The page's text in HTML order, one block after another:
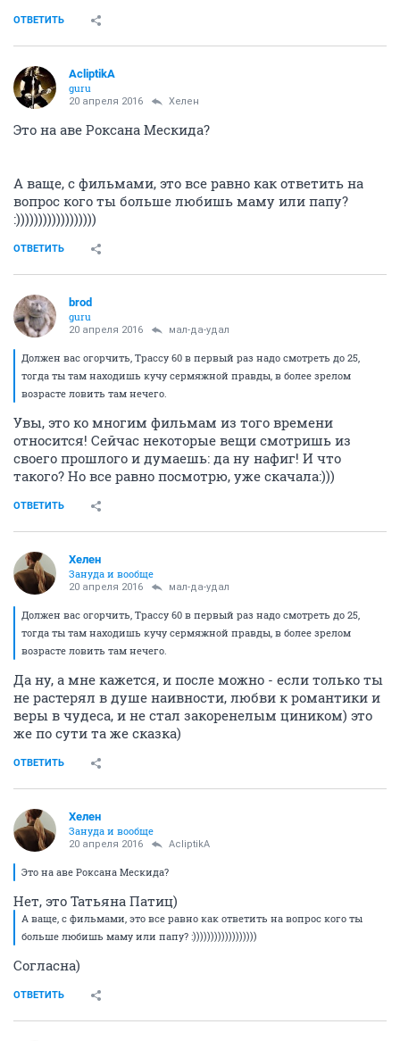
ОТВЕТИТЬ
AcliptikA
guru
20 апреля 2016 Хелен
Это на аве Роксана Мескида?
А ваще, с фильмами, это все равно как ответить на
вопрос кого ты больше любишь маму или папу?
:))))))))))))))))))
ОТВЕТИТЬ
brod
guru
20 апреля 2016 мал-да-удал
Должен вас огорчить, Трассу 60 в первый раз надо смотреть до 25,
тогда ты там находишь кучу сермяжной правды, в более зрелом
возрасте ловить там нечего.
Увы, это ко многим фильмам из того времени
относится! Сейчас некоторые вещи смотришь из
своего прошлого и думаешь: да ну нафиг! И что
такого? Но все равно посмотрю, уже скачала:)))
ОТВЕТИТЬ
Хелен
Зануда и вообще
20 апреля 2016 мал-да-удал
Должен вас огорчить, Трассу 60 в первый раз надо смотреть до 25,
тогда ты там находишь кучу сермяжной правды, в более зрелом
возрасте ловить там нечего.
Да ну, а мне кажется, и после можно - если только ты
не растерял в душе наивности, любви к романтики и
веры в чудеса, и не стал закоренелым циником) это
же по сути та же сказка)
ОТВЕТИТЬ
Хелен
Зануда и вообще
20 апреля 2016 AcliptikA
Это на аве Роксана Мескида?
Нет, это Татьяна Патиц)
А ваще, с фильмами, это все равно как ответить на вопрос кого ты
больше любишь маму или папу? :))))))))))))))))))
Согласна)
ОТВЕТИТЬ